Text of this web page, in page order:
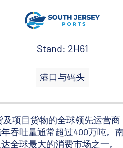
Stand: 2H61
港口与码头
项目货物的全球领先运营
吞吐量通常超过400万吨。
全球最大的消费市场之一。